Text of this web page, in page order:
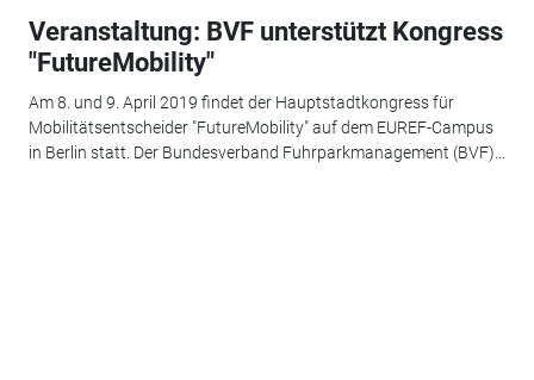
Veranstaltung: BVF unterstützt Kongress
"FutureMobility"
Am 8. und 9. April 2019 findet der Hauptstadtkongress für
Mobilitätsentscheider "FutureMobility" auf dem EUREF-Campus
in Berlin statt. Der Bundesverband Fuhrparkmanagement (BVF)...